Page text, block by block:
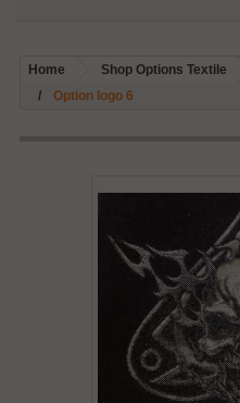
Home Shop Options Textile
Option logo 6